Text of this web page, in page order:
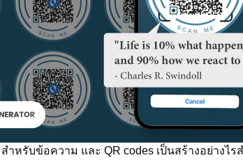
สำหรับข้อความ และ QR codes เป็นสร้างอย่าง